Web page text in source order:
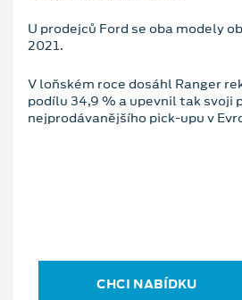
U prodejců Ford se oba modely
2021.
V loňském roce dosáhl Ranger
podílu 34,9 % a upevnil tak svoji
nejprodávanějšího pick-upu v
CHCI NABÍDKU